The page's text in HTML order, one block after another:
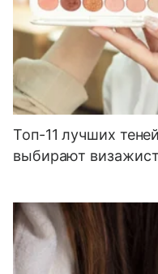
Топ-11 лучших
выбирают